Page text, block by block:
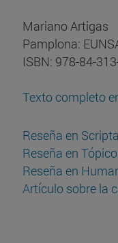
Mariano Artigas
Pamplona:
ISBN: 978-84-
Texto completo
Reseña en
Reseña en
Reseña en
Artículo sobre la